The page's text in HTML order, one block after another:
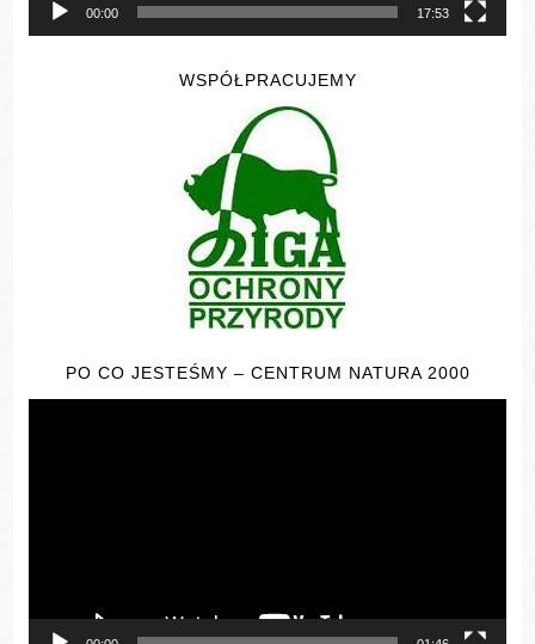
00:00 17:53
WSPÓŁPRACUJEMY
PO CO JESTEŚMY – CENTRUM NATURA 2000